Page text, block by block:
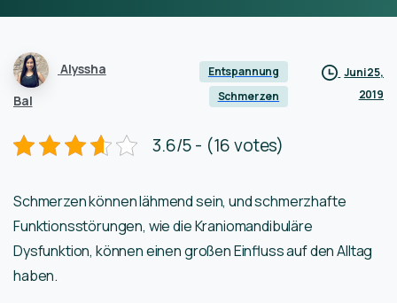
Alyssha
Bal
Entspannung
Schmerzen
Juni 25,
2019
3.6/5 - (16 votes)
Schmerzen können lähmend sein, und schmerzhafte
Funktionsstörungen, wie die Kraniomandibuläre
Dysfunktion, können einen großen Einfluss auf den Alltag
haben.